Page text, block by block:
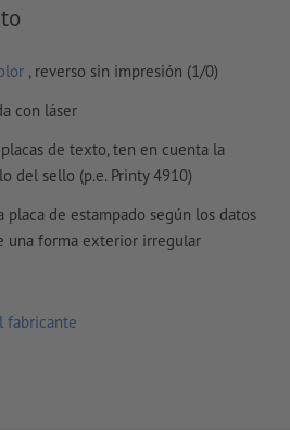
, reverso sin impresión (1/0)
con láser
de texto, ten en cuenta la
del sello (p.e. Printy 4910)
placa de estampado según los datos
una forma exterior irregular
fabricante